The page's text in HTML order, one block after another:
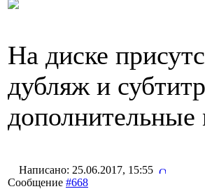
На диске
дубляж и
Написано: 25.06.2017, 15:55
Сообщение #668